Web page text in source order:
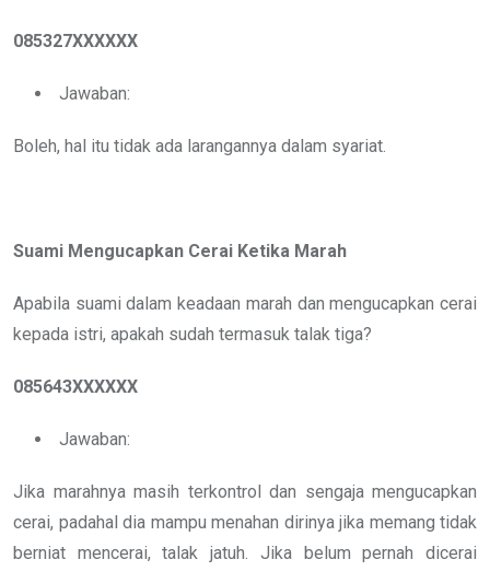
085327XXXXXX
Jawaban:
Boleh, hal itu tidak ada larangannya dalam syariat.
Suami Mengucapkan Cerai Ketika Marah
Apabila suami dalam keadaan marah dan mengucapkan cerai
kepada istri, apakah sudah termasuk talak tiga?
085643XXXXXX
Jawaban:
Jika marahnya masih terkontrol dan sengaja mengucapkan
cerai, padahal dia mampu menahan dirinya jika memang tidak
berniat mencerai, talak jatuh. Jika belum pernah dicerai